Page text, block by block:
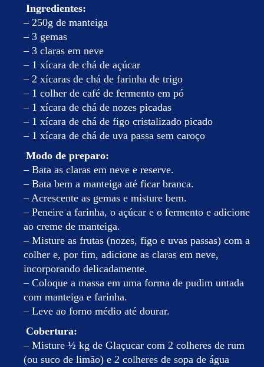
Ingredientes:
– 250g de manteiga
– 3 gemas
– 3 claras em neve
– 1 xícara de chá de açúcar
– 2 xícaras de chá de farinha de trigo
– 1 colher de café de fermento em pó
– 1 xícara de chá de nozes picadas
– 1 xícara de chá de figo cristalizado picado
– 1 xícara de chá de uva passa sem caroço
Modo de preparo:
– Bata as claras em neve e reserve.
– Bata bem a manteiga até ficar branca.
– Acrescente as gemas e misture bem.
– Peneire a farinha, o açúcar e o fermento e adicione
ao creme de manteiga.
– Misture as frutas (nozes, figo e uvas passas) com a
colher e, por fim, adicione as claras em neve,
incorporando delicadamente.
– Coloque a massa em uma forma de pudim untada
com manteiga e farinha.
– Leve ao forno médio até dourar.
Cobertura:
– Misture ½ kg de Glaçucar com 2 colheres de rum
(ou suco de limão) e 2 colheres de sopa de água